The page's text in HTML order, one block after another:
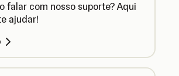
falar com nosso suporte? Aqui
ajudar!